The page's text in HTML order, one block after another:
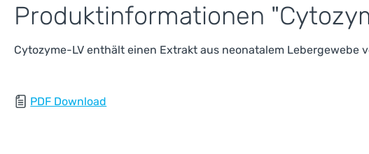
Produktinformationen
Cytozyme-LV enthält einen Extrakt aus neonatalem Lebergewebe
PDF Download